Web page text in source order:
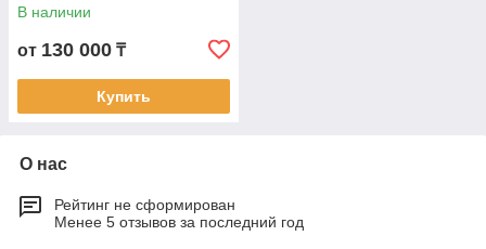
В наличии
от 130 000 ₸
Купить
О нас
Рейтинг не сформирован
Менее 5 отзывов за последний год